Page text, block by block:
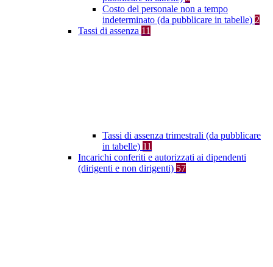
Costo del personale non a tempo
indeterminato (da pubblicare in tabelle) 2
Tassi di assenza 11
Tassi di assenza trimestrali (da pubblicare
in tabelle) 11
Incarichi conferiti e autorizzati ai dipendenti
(dirigenti e non dirigenti) 57